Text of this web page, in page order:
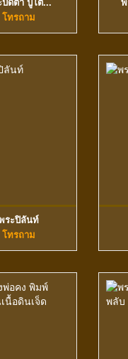
มูลเพิ่มเติม
โทรถาม
อมูลเพิ่มเติม
ระปิลันท์
โทรถาม